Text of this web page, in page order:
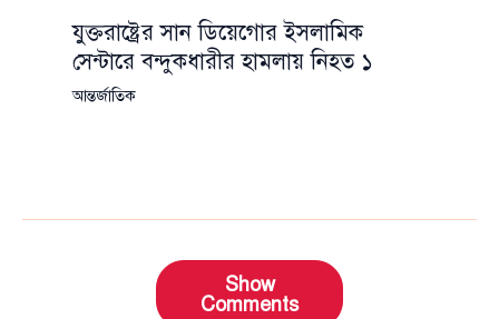
যুক্তরাষ্ট্রের সান ডিয়েগোর ইসলামিক
সেন্টারে বন্দুকধারীর হামলায় নিহত ১
আন্তর্জাতিক
Show
Comments